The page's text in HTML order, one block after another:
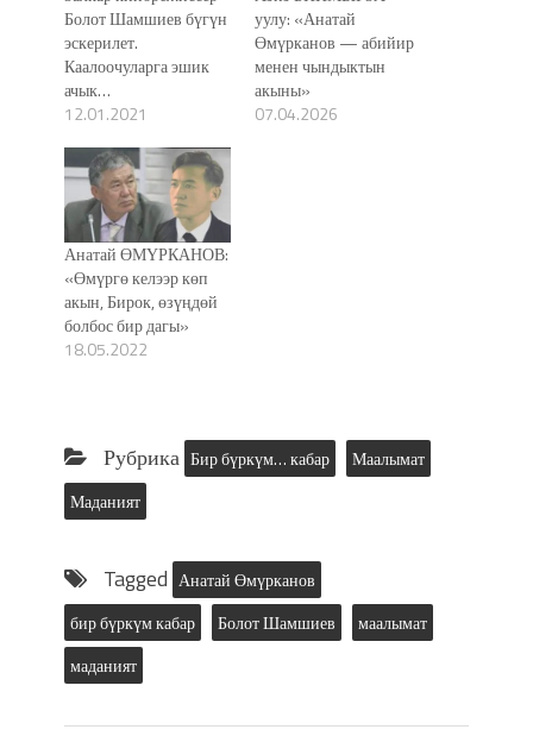
Болот Шамшиев бүгүн
эскерилет.
Каалоочуларга эшик
ачык…
12.01.2021
уулу: «Анатай
Өмүрканов — абийир
менен чындыктын
акыны»
07.04.2026
Анатай ӨМҮРКАНОВ:
«Өмүргө келээр көп
акын, Бирок, өзүңдөй
болбос бир дагы»
18.05.2022
Рубрика Бир бүркүм… кабар
Маалымат
Маданият
Tagged Анатай Өмүрканов
бир бүркүм кабар
Болот Шамшиев
маалымат
маданият